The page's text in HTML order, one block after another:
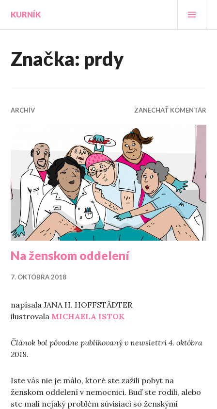
obsah
KURNÍK
Značka: prdy
ARCHÍV ZANECHAŤ KOMENTÁR
Na ženskom oddelení
7. OKTÓBRA 2018
napísala JANA H. HOFFSTÄDTER
ilustrovala MICHAELA ISTOK
Článok bol pôvodne publikovaný v newslettri 4. októbra
2018.
Iste vás nie je málo, ktoré ste zažili pobyt na
ženskom oddelení v nemocnici. Buď ste rodili, alebo
ste mali nejaký problém súvisiaci so ženskými